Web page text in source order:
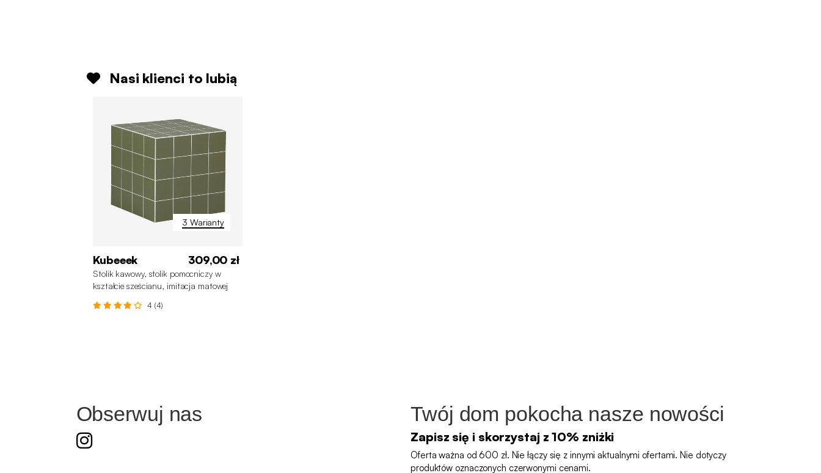
Nasi klienci to lubią
3 Warianty
Kubeeek 309,00 zł
Stolik kawowy, stolik pomocniczy w
kształcie sześcianu, imitacja matowej
4 (4)
Obserwuj nas Twój dom pokocha nasze nowości
Zapisz się i skorzystaj z 10% zniżki
Oferta ważna od 600 zł. Nie łączy się z innymi aktualnymi ofertami. Nie dotyczy
produktów oznaczonych czerwonymi cenami.